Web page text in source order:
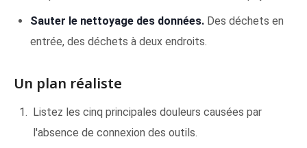
Sauter le nettoyage des données. Des déchets en
entrée, des déchets à deux endroits.
Un plan réaliste
Listez les cinq principales douleurs causées par
l'absence de connexion des outils.